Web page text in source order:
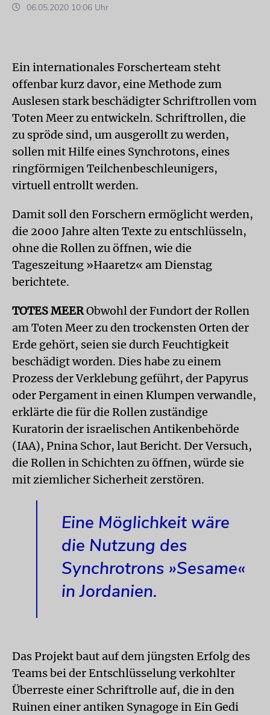
06.05.2020 10:06 Uhr
Ein internationales Forscherteam steht
offenbar kurz davor, eine Methode zum
Auslesen stark beschädigter Schriftrollen vom
Toten Meer zu entwickeln. Schriftrollen, die
zu spröde sind, um ausgerollt zu werden,
sollen mit Hilfe eines Synchrotons, eines
ringförmigen Teilchenbeschleunigers,
virtuell entrollt werden.
Damit soll den Forschern ermöglicht werden,
die 2000 Jahre alten Texte zu entschlüsseln,
ohne die Rollen zu öffnen, wie die
Tageszeitung »Haaretz« am Dienstag
berichtete.
TOTES MEERObwohl der Fundort der Rollen
am Toten Meer zu den trockensten Orten der
Erde gehört, seien sie durch Feuchtigkeit
beschädigt worden. Dies habe zu einem
Prozess der Verklebung geführt, der Papyrus
oder Pergament in einen Klumpen verwandle,
erklärte die für die Rollen zuständige
Kuratorin der israelischen Antikenbehörde
(IAA), Pnina Schor, laut Bericht. Der Versuch,
die Rollen in Schichten zu öffnen, würde sie
mit ziemlicher Sicherheit zerstören.
Eine Möglichkeit wäre
die Nutzung des
Synchrotrons »Sesame«
in Jordanien.
Das Projekt baut auf dem jüngsten Erfolg des
Teams bei der Entschlüsselung verkohlter
Überreste einer Schriftrolle auf, die in den
Ruinen einer antiken Synagoge in Ein Gedi